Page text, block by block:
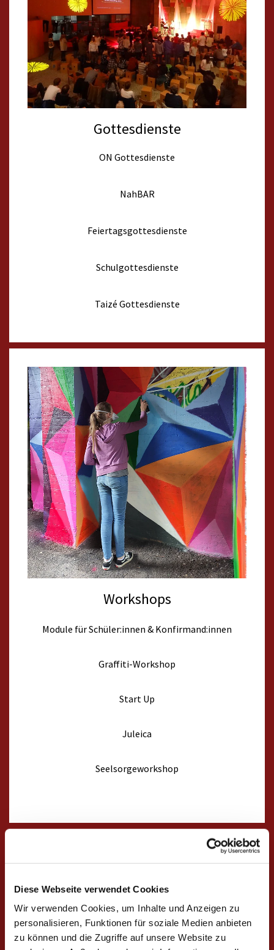
Diese Webseite verwendet Cookies
Wir verwenden Cookies, um Inhalte und Anzeigen zu
personalisieren, Funktionen für soziale Medien anbieten
zu können und die Zugriffe auf unsere Website zu
Gottesdienste
ON Gottesdienste
NahBAR
Feiertagsgottesdienste
Schulgottesdienste
Taizé Gottesdienste
Workshops
Module für Schüler:innen & Konfirmand:innen
Graffiti-Workshop
Start Up
Juleica
Seelsorgeworkshop
Musik&
Politische
Arbeit